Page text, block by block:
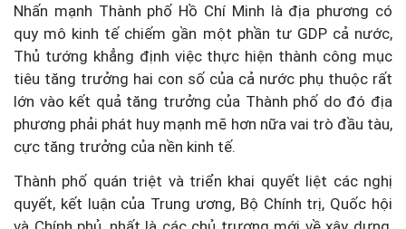
Nhấn mạnh Thành phố Hồ Chí Minh là địa phương có
quy mô kinh tế chiếm gần một phần tư GDP cả nước,
Thủ tướng khẳng định việc thực hiện thành công mục
tiêu tăng trưởng hai con số của cả nước phụ thuộc rất
lớn vào kết quả tăng trưởng của Thành phố do đó địa
phương phải phát huy mạnh mẽ hơn nữa vai trò đầu tàu,
cực tăng trưởng của nền kinh tế.
Thành phố quán triệt và triển khai quyết liệt các nghị
quyết, kết luận của Trung ương, Bộ Chính trị, Quốc hội